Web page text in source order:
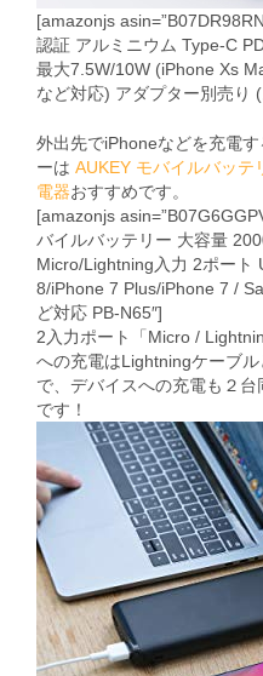
[amazonjs
認証 アルミニウム Type-C
最大7.5W/10W (iPhone Xs
など対応) アダプター別売り
外出先でiPhoneなどを充電
ーは AUKEY モバイルバッ
電器おすすめです。
[amazonjs
バイルバッテリー 大容量
Micro/Lightning入力 2ポート
8/iPhone 7 Plus/iPhone 7 /
ど対応 PB-N65″]
2入力ポート「Micro /
への充電はLightningケーブ
で、デバイスへの充電も２
です！